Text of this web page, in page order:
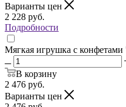
Варианты цен
2 228 руб.
Подробности
Мягкая игрушка с
В корзину
2 476 руб.
Варианты цен